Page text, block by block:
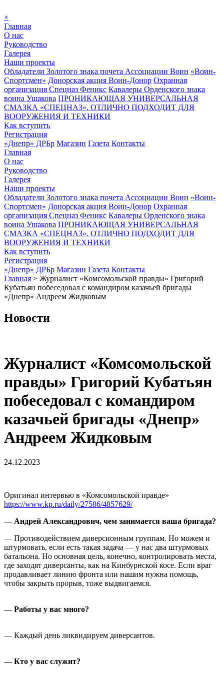
×
Главная
О нас
Руководство
Галерея
Наши проекты
Обладатели Золотого знака почета Ассоциации Воин «Воин-
Спортсмен» Донорская акция Воин-Донор Охранная
организация Спецназ Феникс Кавалеры Орденского знака
воина Ушакова ПРОНИКАЮЩАЯ УНИВЕРСАЛЬНАЯ
СМАЗКА «СПЕЦНАЗ». ОТЛИЧНО ПОДХОДИТ ДЛЯ
ВООРУЖЕНИЯ И ТЕХНИКИ
Как вступить
Регистрация
«Днепр» ДРБр Магазин Газета Контакты
Главная
О нас
Руководство
Галерея
Наши проекты
Обладатели Золотого знака почета Ассоциации Воин «Воин-
Спортсмен» Донорская акция Воин-Донор Охранная
организация Спецназ Феникс Кавалеры Орденского знака
воина Ушакова ПРОНИКАЮЩАЯ УНИВЕРСАЛЬНАЯ
СМАЗКА «СПЕЦНАЗ». ОТЛИЧНО ПОДХОДИТ ДЛЯ
ВООРУЖЕНИЯ И ТЕХНИКИ
Как вступить
Регистрация
«Днепр» ДРБр Магазин Газета Контакты
Главная > Журналист «Комсомольской правды» Григорий
Кубатьян побеседовал с командиром казачьей бригады
«Днепр» Андреем Жидковым
Новости
Журналист «Комсомольской
правды» Григорий Кубатьян
побеседовал с командиром
казачьей бригады «Днепр»
Андреем Жидковым
24.12.2023
Оригинал интервью в «Комсомольской правде»
https://www.kp.ru/daily/27586/4857629/
— Андрей Александрович, чем занимается ваша бригада?
— Противодействием диверсионным группам. Но можем и
штурмовать, если есть такая задача — у нас два штурмовых
батальона. Но основная цель, конечно, контролировать места,
где заходят диверсанты, как на Кинбурнской косе. Если враг
продавливает линию фронта или нашим нужна помощь,
чтобы закрыть прорыв, тоже выдвигаемся.
— Работы у вас много?
— Каждый день ликвидируем диверсантов.
— Кто у вас служит?